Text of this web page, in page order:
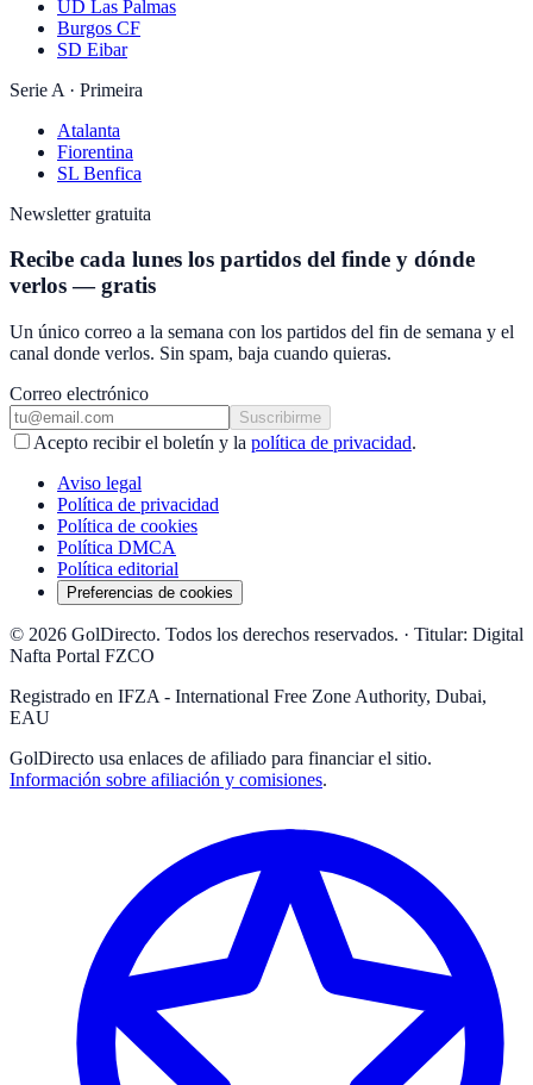
UD Las Palmas
Burgos CF
SD Eibar
Serie A · Primeira
Atalanta
Fiorentina
SL Benfica
Newsletter gratuita
Recibe cada lunes los partidos del finde y dónde
verlos — gratis
Un único correo a la semana con los partidos del fin de semana y el
canal donde verlos. Sin spam, baja cuando quieras.
Correo electrónico
Suscribirme
Acepto recibir el boletín y la política de privacidad.
Aviso legal
Política de privacidad
Política de cookies
Política DMCA
Política editorial
Preferencias de cookies
© 2026 GolDirecto. Todos los derechos reservados. · Titular: Digital
Nafta Portal FZCO
Registrado en IFZA - International Free Zone Authority, Dubai,
EAU
GolDirecto usa enlaces de afiliado para financiar el sitio.
Información sobre afiliación y comisiones.